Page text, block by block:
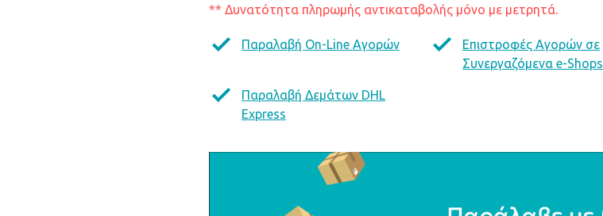
** Δυνατότητα πληρωμής αντικαταβολής μόνο με μετρητά.
Παραλαβή On-Line Αγορών
Επιστροφές Αγορών σε
Συνεργαζόμενα e-Shops
Παραλαβή Δεμάτων DHL
Express